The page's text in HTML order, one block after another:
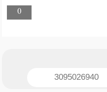
0
3095026940